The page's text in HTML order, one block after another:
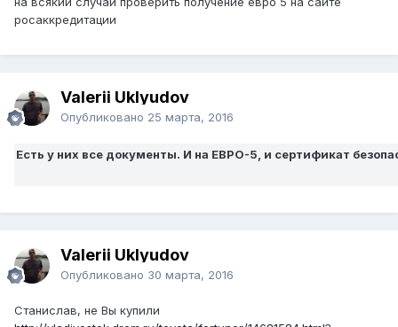
росаккредитации
Valerii Uklyudov
Опубликовано 25 марта, 2016
Есть у них все документы. И на ЕВРО-5, и сертификат
Valerii Uklyudov
Опубликовано 30 марта, 2016
Станислав, не Вы купили